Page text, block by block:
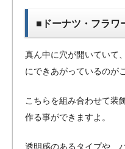
■ドーナツ・フラワ
真ん中に穴が開いていて
にできあがっているのが
こちらを組み合わせて装
作る事ができますよ。
透明感のあるタイプや、